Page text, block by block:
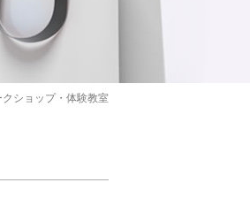
クショップ・体験教室